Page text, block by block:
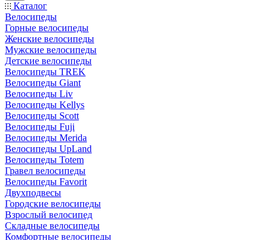
Каталог
Велосипеды
Горные велосипеды
Женские велосипеды
Мужские велосипеды
Детские велосипеды
Велосипеды TREK
Велосипеды Giant
Велосипеды Liv
Велосипеды Kellys
Велосипеды Scott
Велосипеды Fuji
Велосипеды Merida
Велосипеды UpLand
Велосипеды Totem
Гравел велосипеды
Велосипеды Favorit
Двухподвесы
Городские велосипеды
Взрослый велосипед
Складные велосипеды
Комфортные велосипеды